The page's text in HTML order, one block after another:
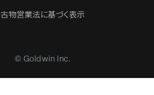
古物営業法に基づく表示
© Goldwin Inc.